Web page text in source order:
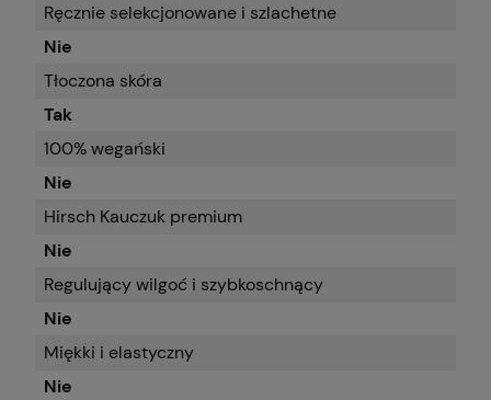
Ręcznie selekcjonowane i szlachetne
Nie
Tłoczona skóra
Tak
100% wegański
Nie
Hirsch Kauczuk premium
Nie
Regulujący wilgoć i szybkoschnący
Nie
Miękki i elastyczny
Nie